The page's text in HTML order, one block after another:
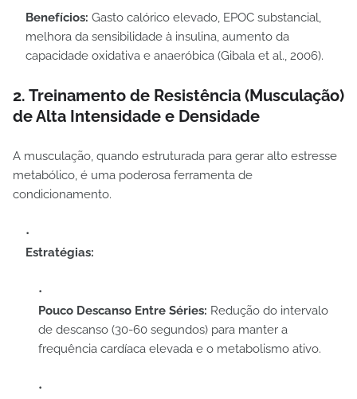
Benefícios: Gasto calórico elevado, EPOC substancial,
melhora da sensibilidade à insulina, aumento da
capacidade oxidativa e anaeróbica (Gibala et al., 2006).
2. Treinamento de Resistência (Musculação)
de Alta Intensidade e Densidade
A musculação, quando estruturada para gerar alto estresse
metabólico, é uma poderosa ferramenta de
condicionamento.
Estratégias:
Pouco Descanso Entre Séries: Redução do intervalo
de descanso (30-60 segundos) para manter a
frequência cardíaca elevada e o metabolismo ativo.